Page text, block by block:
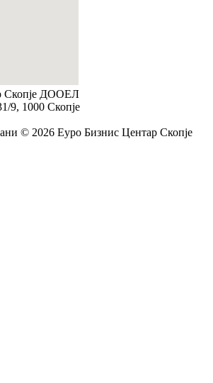
Скопје ДООЕЛ
9, 1000 Скопје
© 2026 Еуро Бизнис Центар Скопје